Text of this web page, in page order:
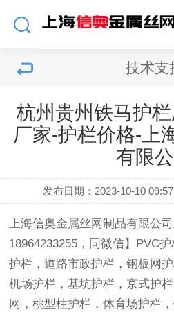
技术支
杭州贵州铁马护
厂家-护栏价格-上
有限
发布日期：2023-10-10
上海信奥金属丝网制品有限公
18964233255，同微信】PVC
护栏，道路市政护栏，钢板网
机场护栏，基坑护栏，京式护
网，桃型柱护栏，体育场护栏